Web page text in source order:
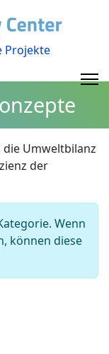
Projekte
Umweltbilanz
der
Wenn
können diese